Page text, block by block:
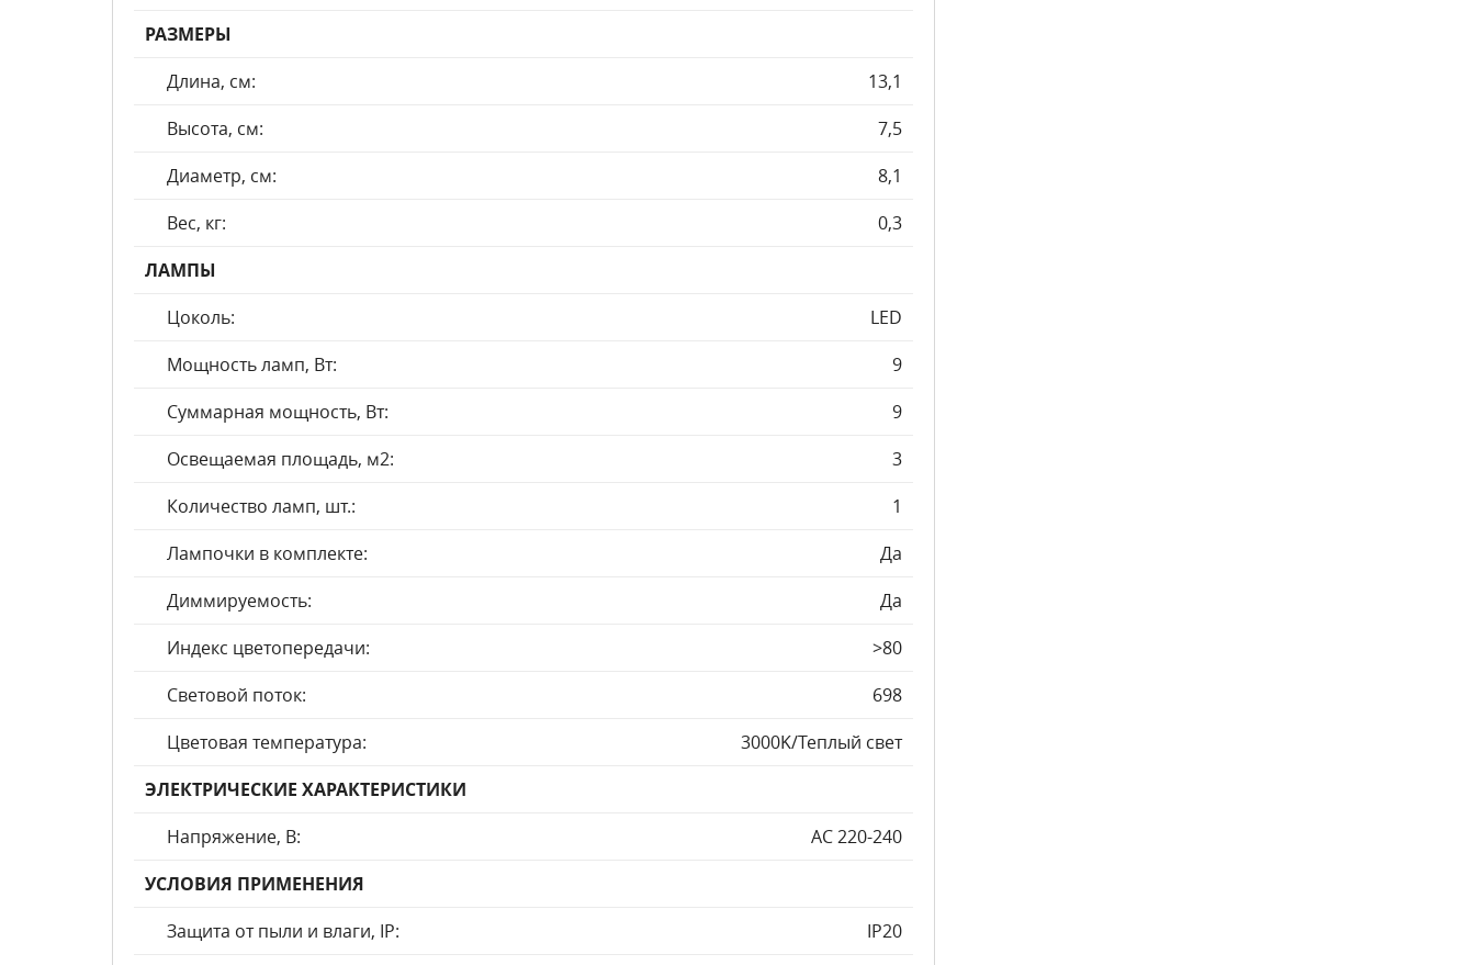
РАЗМЕРЫ
Длина, см:
13,1
Высота, см:
7,5
Диаметр, см:
8,1
Вес, кг:
0,3
ЛАМПЫ
Цоколь:
LED
Мощность ламп, Вт:
9
Суммарная мощность, Вт:
9
Освещаемая площадь, м2:
3
Количество ламп, шт.:
1
Лампочки в комплекте:
Да
Диммируемость:
Да
Индекс цветопередачи:
>80
Световой поток:
698
Цветовая температура:
3000K/Теплый свет
ЭЛЕКТРИЧЕСКИЕ ХАРАКТЕРИСТИКИ
Напряжение, В:
AC 220-240
УСЛОВИЯ ПРИМЕНЕНИЯ
Защита от пыли и влаги, IP:
IP20